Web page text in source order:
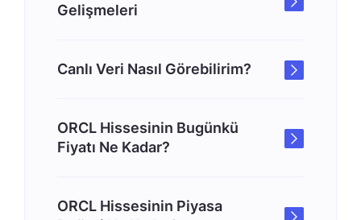
Gelişmeleri
Canlı Veri Nasıl Görebilirim?
ORCL Hissesinin Bugünkü
Fiyatı Ne Kadar?
ORCL Hissesinin Piyasa